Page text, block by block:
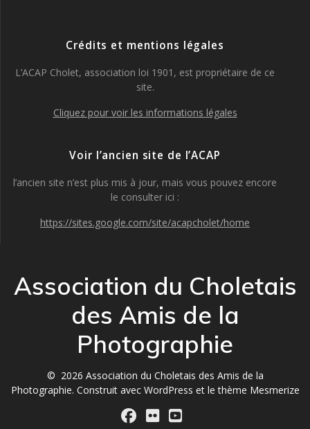
Crédits et mentions légales
L’ACAP Cholet, association loi 1901, est propriétaire de ce
site.
Cliquez pour voir les informations légales
Voir l’ancien site de l’ACAP
l’ancien site n’est plus mis à jour, mais vous pouvez encore
le consulter ici :
https://sites.google.com/site/acapcholet/home
Association du Choletais
des Amis de la
Photographie
© 2026 Association du Choletais des Amis de la
Photographie. Construit avec WordPress et lethème Mesmerize